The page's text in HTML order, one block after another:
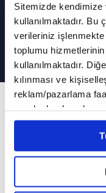
Sitemizde
kullanılmaktadır. Bu
verileriniz
toplumu
kullanılmaktadır.
kılınması ve
reklam/pazarlama
sınırlı olarak açık
Çerezlere ilişkin
belirleyebilirsiniz.
Ayarlar butonuna
Metnimizi ziyaret
Bir Mezara
214. Bölüm
İslam'ın Işığında
VAV TV, İslam'ın
programında
Yüksek İstişare